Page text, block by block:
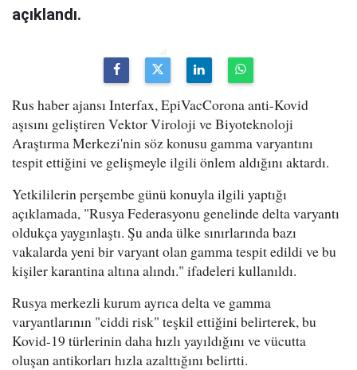
açıklandı.
Rus haber ajansı Interfax, EpiVacCorona anti-Kovid
aşısını geliştiren Vektor Viroloji ve Biyoteknoloji
Araştırma Merkezi'nin söz konusu gamma varyantını
tespit ettiğini ve gelişmeyle ilgili önlem aldığını aktardı.
Yetkililerin perşembe günü konuyla ilgili yaptığı
açıklamada, "Rusya Federasyonu genelinde delta varyantı
oldukça yaygınlaştı. Şu anda ülke sınırlarında bazı
vakalarda yeni bir varyant olan gamma tespit edildi ve bu
kişiler karantina altına alındı." ifadeleri kullanıldı.
Rusya merkezli kurum ayrıca delta ve gamma
varyantlarının "ciddi risk" teşkil ettiğini belirterek, bu
Kovid-19 türlerinin daha hızlı yayıldığını ve vücutta
oluşan antikorları hızla azalttığını belirtti.